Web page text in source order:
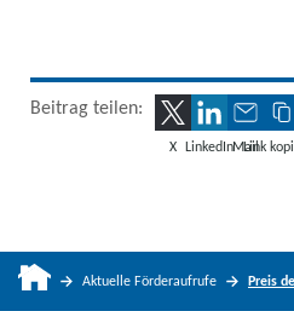
Beitrag teilen:
X LinkedInMail
Link
Aktuelle Förderaufrufe Preis